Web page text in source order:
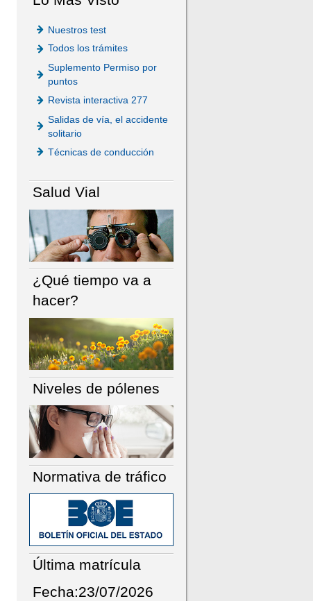
Nuestros test
Todos los trámites
Suplemento Permiso por
puntos
Revista interactiva 277
Salidas de vía, el accidente
solitario
Técnicas de conducción
Salud Vial
¿Qué tiempo va a
hacer?
Niveles de pólenes
Normativa de tráfico
Última matrícula
Fecha:23/07/2026